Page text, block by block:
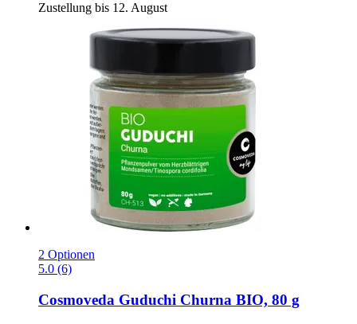
Zustellung bis 12. August
2 Optionen
5.0 (6)
Cosmoveda Guduchi Churna BIO, 80 g